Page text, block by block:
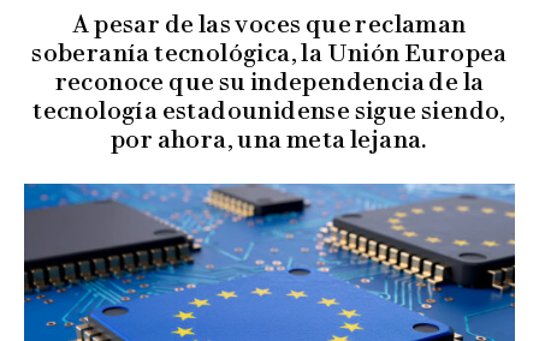
A pesar de las voces que reclaman
soberanía tecnológica, la Unión Europea
reconoce que su independencia de la
tecnología estadounidense sigue siendo,
por ahora, una meta lejana.